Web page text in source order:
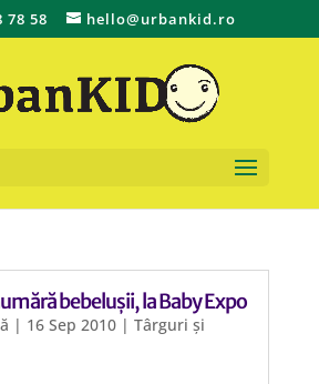
78 58 hello@urbankid.ro
bebelușii, la Baby Expo
| 16 Sep 2010| Târguri și